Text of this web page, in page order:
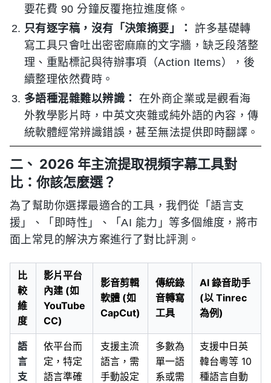
要花費 90 分鐘反覆拖拉進度條。
只有逐字稿，沒有「決策摘要」：
許多基礎轉
寫工具只會吐出密密麻麻的文字牆，缺乏段落整
理、重點標記與待辦事項（Action Items），後
續整理依然費時。
多語種混雜難以辨識：
在外商企業或是觀看海
外教學影片時，中英文夾雜或純外語的內容，傳
統軟體經常辨識錯誤，甚至無法提供即時翻譯。
二、 2026 年主流提取視頻字幕工具對
比：你該怎麼選？
為了幫助你選擇最適合的工具，我們從「語言支
援」、「即時性」、「AI 能力」等多個維度，將市
面上常見的解決方案進行了對比評測。
比
較
維
度
影片平台
內建 (如
YouTube
CC)
影音剪輯
軟體 (如
CapCut)
傳統錄
音轉寫
工具
AI 錄音助手
(以 Tinrec
為例)
語
言
支
依平台而
定，特定
語言準確
支援主流
語言，需
手動設定
多數為
單一語
系或需
支援中日英
韓台粵等 10
種語言自動